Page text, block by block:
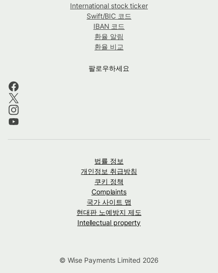
International stock ticker
Swift/BIC 코드
IBAN 코드
환율 알림
환율 비교
팔로우하세요
법률 정보
개인정보 취급방침
쿠키 정책
Complaints
국가 사이트 맵
현대판 노예방지 제도
Intellectual property
© Wise Payments Limited 2026